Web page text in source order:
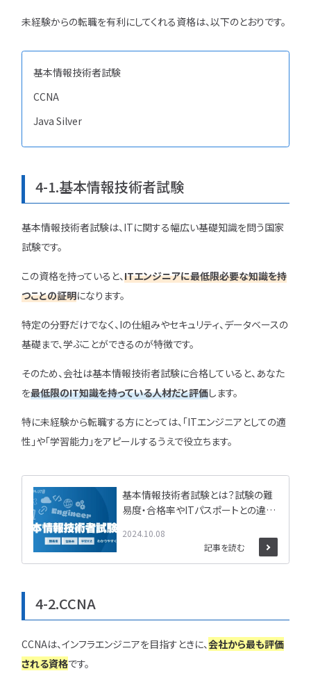
未経験からの転職を有利にしてくれる資格は、以下のとおりです。
基本情報技術者試験
CCNA
Java Silver
4-1.基本情報技術者試験
基本情報技術者試験は、ITに関する幅広い基礎知識を問う国家
試験です。
この資格を持っていると、ITエンジニアに最低限必要な知識を持
つことの証明になります。
特定の分野だけでなく、Iの仕組みやセキュリティ、データベースの
基礎まで、学ぶことができるのが特徴です。
そのため、会社は基本情報技術者試験に合格していると、あなた
を最低限のIT知識を持っている人材だと評価します。
特に未経験から転職する方にとっては、「ITエンジニアとしての適
性」や「学習能力」をアピールするうえで役立ちます。
2024.10.08
基本情報技術者試験とは？試験の難
易度・合格率やITパスポートとの違い
記事を読む
4-2.CCNA
CCNAは、インフラエンジニアを目指すときに、会社から最も評価
される資格です。